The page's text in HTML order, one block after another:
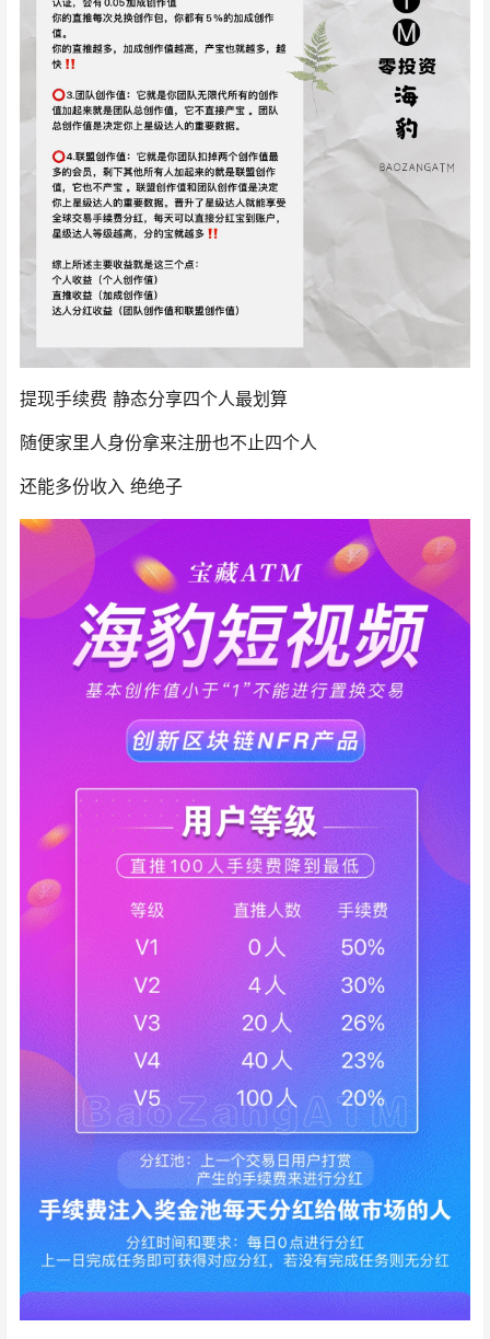
提现手续费 静态分享四个人最划算
随便家里人身份拿来注册也不止四个人
还能多份收入 绝绝子